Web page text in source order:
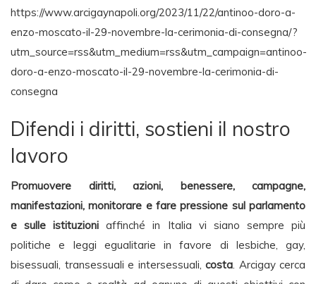
https://www.arcigaynapoli.org/2023/11/22/antinoo-doro-a-
enzo-moscato-il-29-novembre-la-cerimonia-di-consegna/?
utm_source=rss&utm_medium=rss&utm_campaign=antinoo-
doro-a-enzo-moscato-il-29-novembre-la-cerimonia-di-
consegna
Difendi i diritti, sostieni il nostro
lavoro
Promuovere diritti, azioni, benessere, campagne,
manifestazioni, monitorare e fare pressione sul parlamento
e sulle istituzioni affinché in Italia vi siano sempre più
politiche e leggi egualitarie in favore di lesbiche, gay,
bisessuali, transessuali e intersessuali, costa . Arcigay cerca